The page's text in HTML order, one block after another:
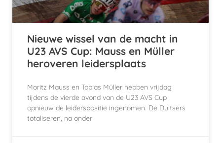
Nieuwe wissel van de macht in
U23 AVS Cup: Mauss en Müller
heroveren leidersplaats
Moritz Mauss en Tobias Müller hebben vrijdag
tijdens de vierde avond van de U23 AVS Cup
opnieuw de leiderspositie ingenomen. De Duitsers
totaliseren, na onder